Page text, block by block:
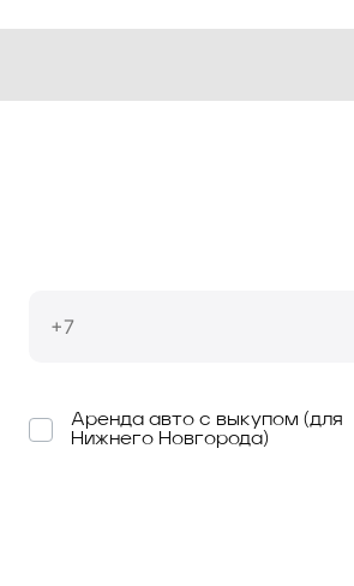
Аренда авто с выкупом (для
Нижнего Новгорода)